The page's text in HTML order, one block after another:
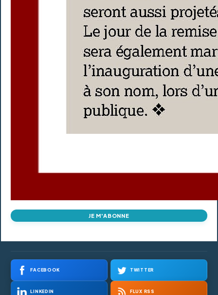
JE M'ABONNE
FACEBOOK TWITTER
LINKEDIN FLUX RSS